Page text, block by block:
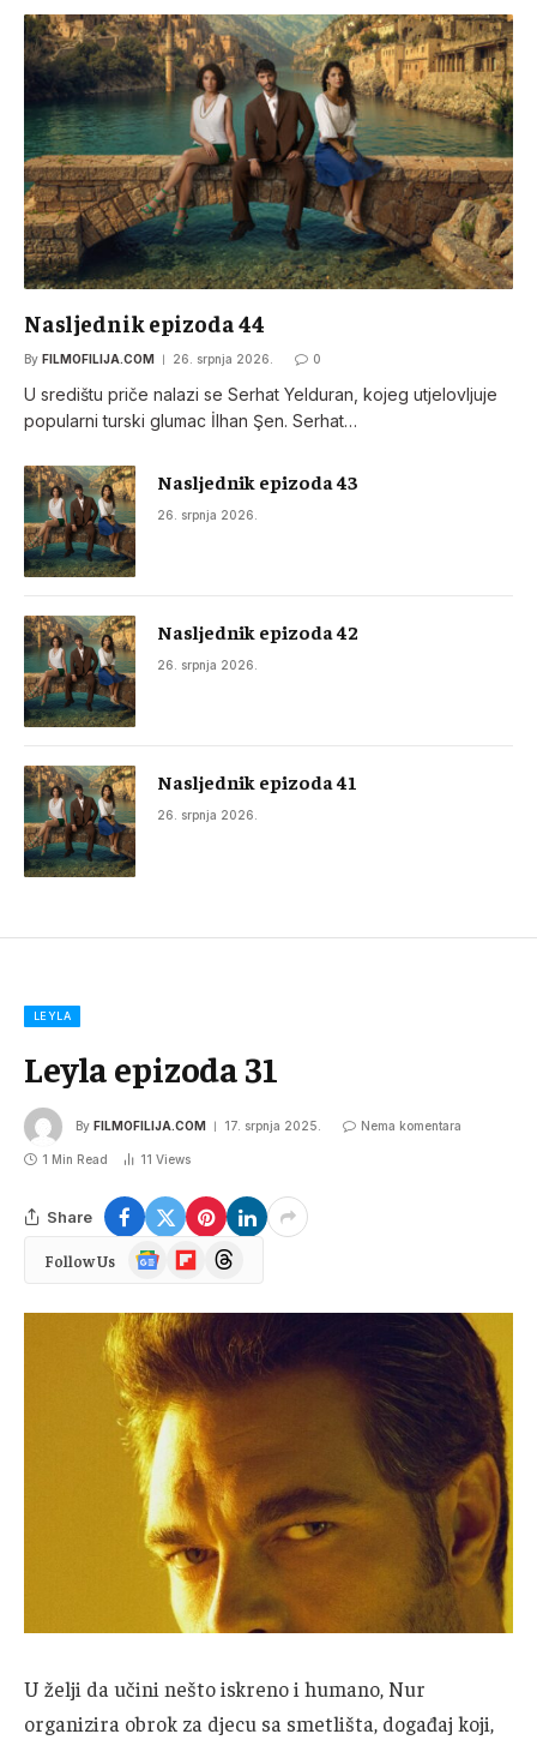
Nasljednik epizoda 44
By FILMOFILIJA.COM 26. srpnja 2026. 0
U središtu priče nalazi se Serhat Yelduran, kojeg utjelovljuje
popularni turski glumac İlhan Şen. Serhat…
Nasljednik epizoda 43
26. srpnja 2026.
Nasljednik epizoda 42
26. srpnja 2026.
Nasljednik epizoda 41
26. srpnja 2026.
LEYLA
Leyla epizoda 31
By FILMOFILIJA.COM 17. srpnja 2025. Nema komentara
1 Min Read 11 Views
Share
Follow Us
Google
News
FlipboardThreads
U želji da učini nešto iskreno i humano, Nur
organizira obrok za djecu sa smetlišta, događaj koji,